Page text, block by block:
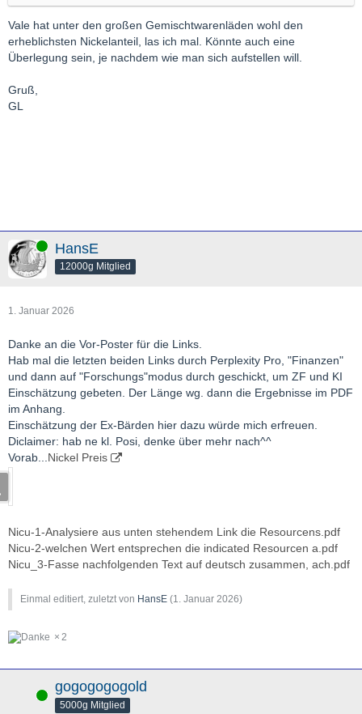
Vale hat unter den großen Gemischtwarenläden wohl den
erheblichsten Nickelanteil, las ich mal. Könnte auch eine
Überlegung sein, je nachdem wie man sich aufstellen will.
Gruß,
GL
Online HansE
12000g Mitglied
1. Januar 2026
Danke an die Vor-Poster für die Links.
Hab mal die letzten beiden Links durch Perplexity Pro, "Finanzen"
und dann auf "Forschungs"modus durch geschickt, um ZF und KI
Einschätzung gebeten. Der Länge wg. dann die Ergebnisse im PDF
im Anhang.
Einschätzung der Ex-Bärden hier dazu würde mich erfreuen.
Diclaimer: hab ne kl. Posi, denke über mehr nach^^
Vorab... Nickel Preis
Nicu-1-Analysiere aus unten stehendem Link die Resourcens.pdf
Nicu-2-welchen Wert entsprechen die indicated Resourcen a.pdf
Nicu_3-Fasse nachfolgenden Text auf deutsch zusammen, ach.pdf
Einmal editiert, zuletzt von HansE (1. Januar 2026)
2
Online gogogogogold
5000g Mitglied